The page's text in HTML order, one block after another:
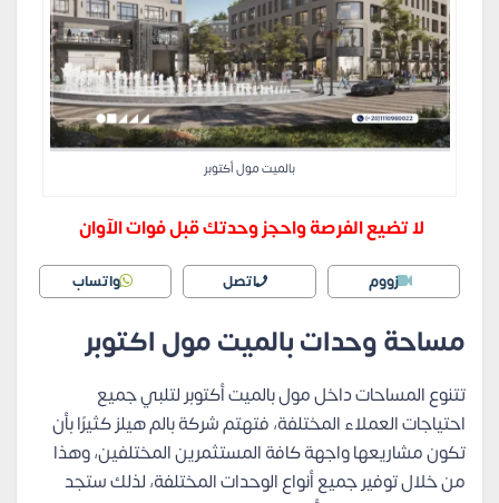
بالميت مول أكتوبر
لا تضيع الفرصة واحجز وحدتك قبل فوات الآوان
زووم اتصل واتساب
مساحة وحدات بالميت مول اكتوبر
تتنوع المساحات داخل مول بالميت أكتوبر لتلبي جميع
احتياجات العملاء المختلفة، فتهتم شركة بالم هيلز كثيرًا بأن
تكون مشاريعها واجهة كافة المستثمرين المختلفين، وهذا
من خلال توفير جميع أنواع الوحدات المختلفة، لذلك ستجد